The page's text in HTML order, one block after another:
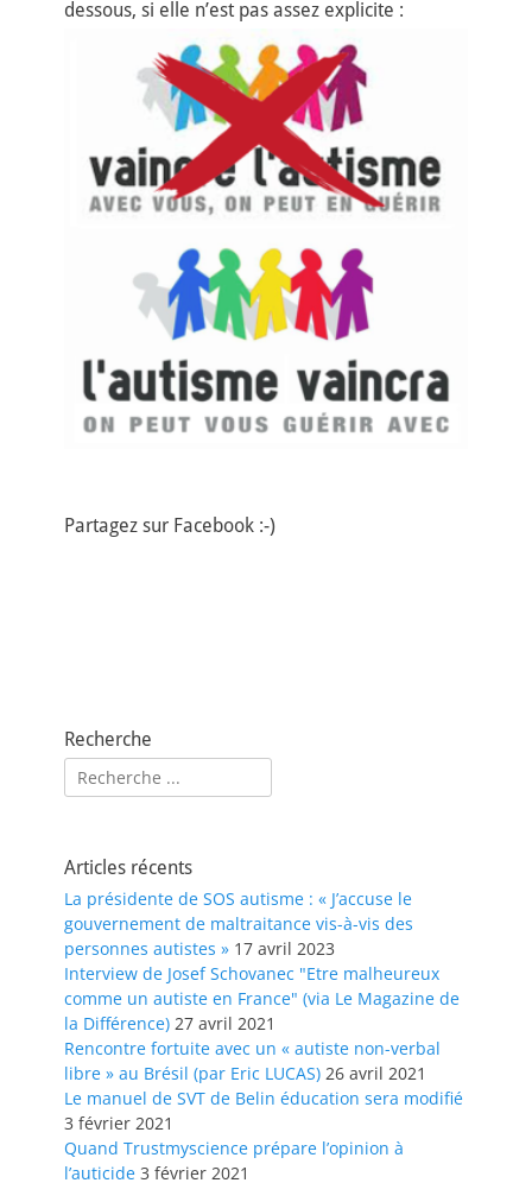
dessous, si elle n’est pas assez explicite :
Partagez sur Facebook :-)
Recherche
Rechercher :
Articles récents
La présidente de SOS autisme : « J’accuse le
gouvernement de maltraitance vis-à-vis des
personnes autistes » 17 avril 2023
Interview de Josef Schovanec "Etre malheureux
comme un autiste en France" (via Le Magazine de
la Différence) 27 avril 2021
Rencontre fortuite avec un « autiste non-verbal
libre » au Brésil (par Eric LUCAS) 26 avril 2021
Le manuel de SVT de Belin éducation sera modifié
3 février 2021
Quand Trustmyscience prépare l’opinion à
l’auticide 3 février 2021